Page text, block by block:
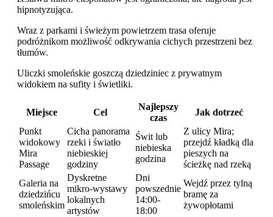
hipnotyzująca.
Wraz z parkami i świeżym powietrzem trasa oferuje
podróżnikom możliwość odkrywania cichych przestrzeni bez
tłumów.
Uliczki smoleńskie goszczą dziedziniec z prywatnym
widokiem na sufity i świetliki.
Miejsce Cel
Najlepszy
czas
Jak dotrzeć
Punkt
widokowy
Mira
Passage
Cicha panorama
rzeki i światło
niebieskiej
godziny
Świt lub
niebieska
godzina
Z ulicy Mira;
przejdź kładką dla
pieszych na
ścieżkę nad rzeką
Galeria na
dziedzińcu
smoleńskim
Dyskretne
mikro-wystawy
lokalnych
artystów
Dni
powszednie
14:00-
18:00
Wejdź przez tylną
bramę za
żywopłotami